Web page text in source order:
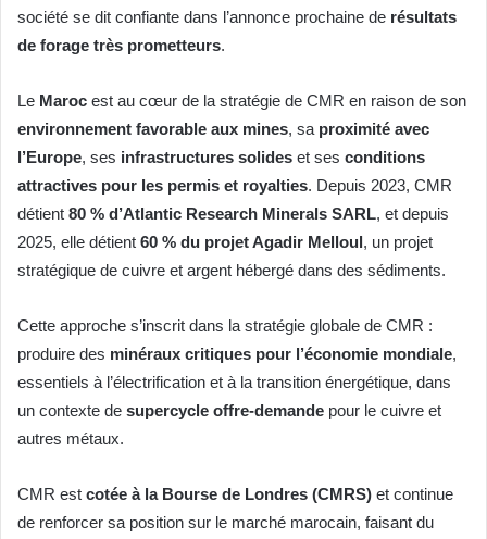
société se dit confiante dans l’annonce prochaine de résultats
de forage très prometteurs.
Le Maroc est au cœur de la stratégie de CMR en raison de son
environnement favorable aux mines, sa proximité avec
l’Europe, ses infrastructures solides et ses conditions
attractives pour les permis et royalties. Depuis 2023, CMR
détient 80 % d’Atlantic Research Minerals SARL, et depuis
2025, elle détient 60 % du projet Agadir Melloul, un projet
stratégique de cuivre et argent hébergé dans des sédiments.
Cette approche s’inscrit dans la stratégie globale de CMR :
produire des minéraux critiques pour l’économie mondiale,
essentiels à l’électrification et à la transition énergétique, dans
un contexte de supercycle offre-demande pour le cuivre et
autres métaux.
CMR est cotée à la Bourse de Londres (CMRS) et continue
de renforcer sa position sur le marché marocain, faisant du